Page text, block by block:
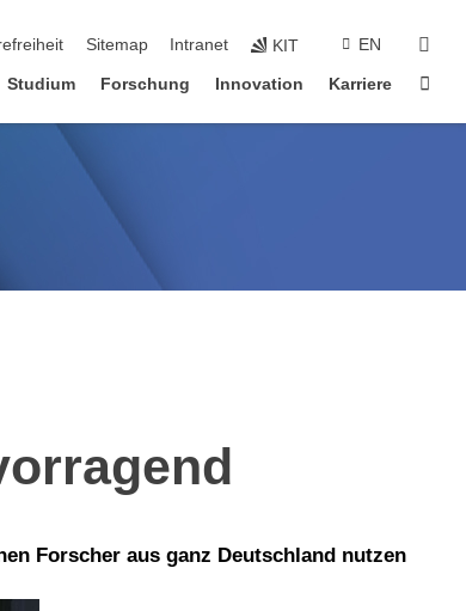
Sitemap Intranet KIT EN
Studium Forschung Innovation Karriere
Forscher aus ganz Deutschland nutzen